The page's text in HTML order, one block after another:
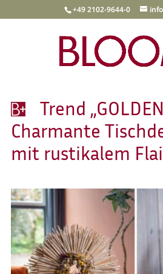
+49 2102-9644-0
Trend
Charmante
mit rustikalem